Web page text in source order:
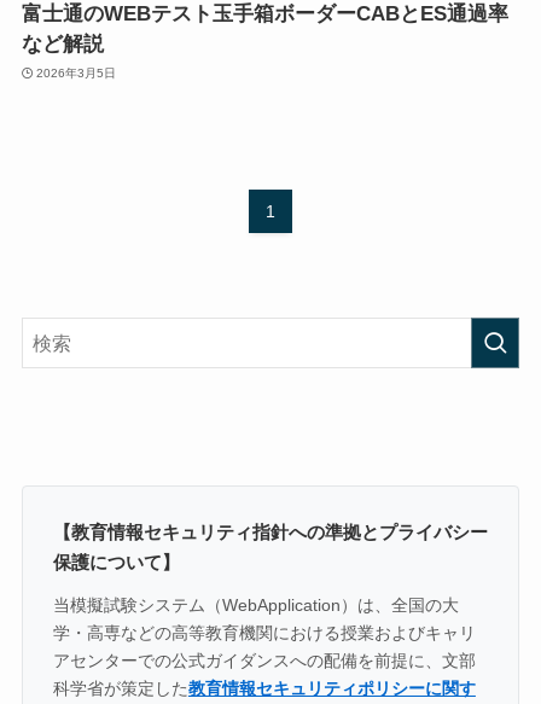
富士通のWEBテスト玉手箱ボーダーCABとES通過率
など解説
2026年3月5日
1
【教育情報セキュリティ指針への準拠とプライバシー
保護について】
当模擬試験システム（WebApplication）は、全国の大
学・高専などの高等教育機関における授業およびキャリ
アセンターでの公式ガイダンスへの配備を前提に、文部
科学省が策定した教育情報セキュリティポリシーに関す